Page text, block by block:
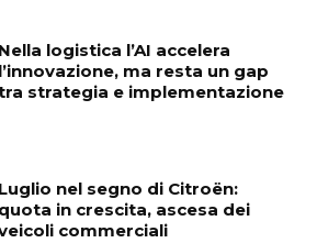
Nella logistica l’AI accelera
l’innovazione, ma resta un gap
strategia e implementazione
Luglio nel segno di Citroën:
quota in crescita, ascesa dei
commerciali